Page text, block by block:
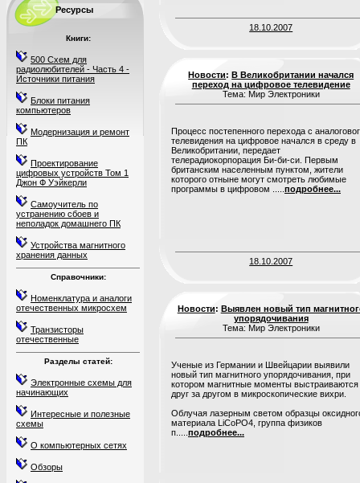
Ресурсы
Книги:
500 Схем для
радиолюбителей - Часть 4 -
Источники питания
Блоки питания
компьютеров
Модернизация и ремонт
ПК
Проектирование
цифровых устройств Том 1
Джон Ф Уэйкерли
Самоучитель по
устранению сбоев и
неполадок домашнего ПК
Устройства магнитного
хранения данных
Справочники:
Номенклатура и аналоги
отечественных микросхем
Транзисторы
отечественные
Разделы статей:
Электронные схемы для
начинающих
Интересные и полезные
схемы
О компьютерных сетях
Обзоры
18.10.2007
Новости:В Великобритании начался
переход на цифровое телевидение
Тема: Мир Электроники
Процесс постепенного перехода с
телевидения на цифровое начался в среду в
Великобритании, передает
телерадиокорпорация Би-би-си. Первым
британским населенным пунктом, жители
которого отныне могут смотреть любимые
программы в цифровом ..... подробнее...
18.10.2007
Новости: Выявлен новый тип
упорядочивания
Тема: Мир Электроники
Ученые из Германии и Швейцарии выявили
новый тип магнитного упорядочивания, при
котором магнитные моменты выстраиваются
друг за другом в микроскопические вихри.
Облучая лазерным светом образцы
материала LiCoPO4, группа физиков
п..... подробнее...